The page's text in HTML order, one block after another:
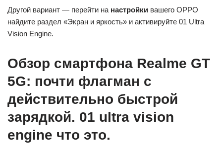
Другой вариант — перейти на настройки вашего OPPO
найдите раздел «Экран и яркость» и активируйте 01 Ultra
Vision Engine.
Обзор смартфона Realme GT
5G: почти флагман с
действительно быстрой
зарядкой. 01 ultra vision
engine что это.